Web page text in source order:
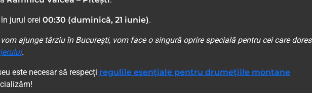
în jurul orei 00:30 (duminică, 21 iunie).
ajunge târziu în București, vom face o singură oprire specială pentru cei care
.
este necesar să respecți regulile esențiale pentru drumețiile montane